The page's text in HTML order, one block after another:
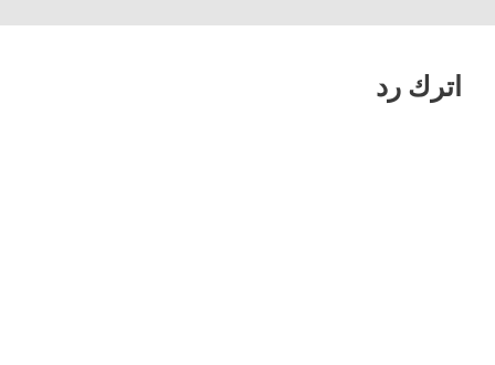
اترك رد